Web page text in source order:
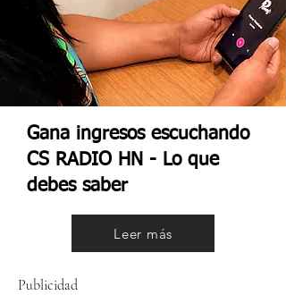
Gana ingresos escuchando
CS RADIO HN - Lo que
debes saber
Leer más
Publicidad